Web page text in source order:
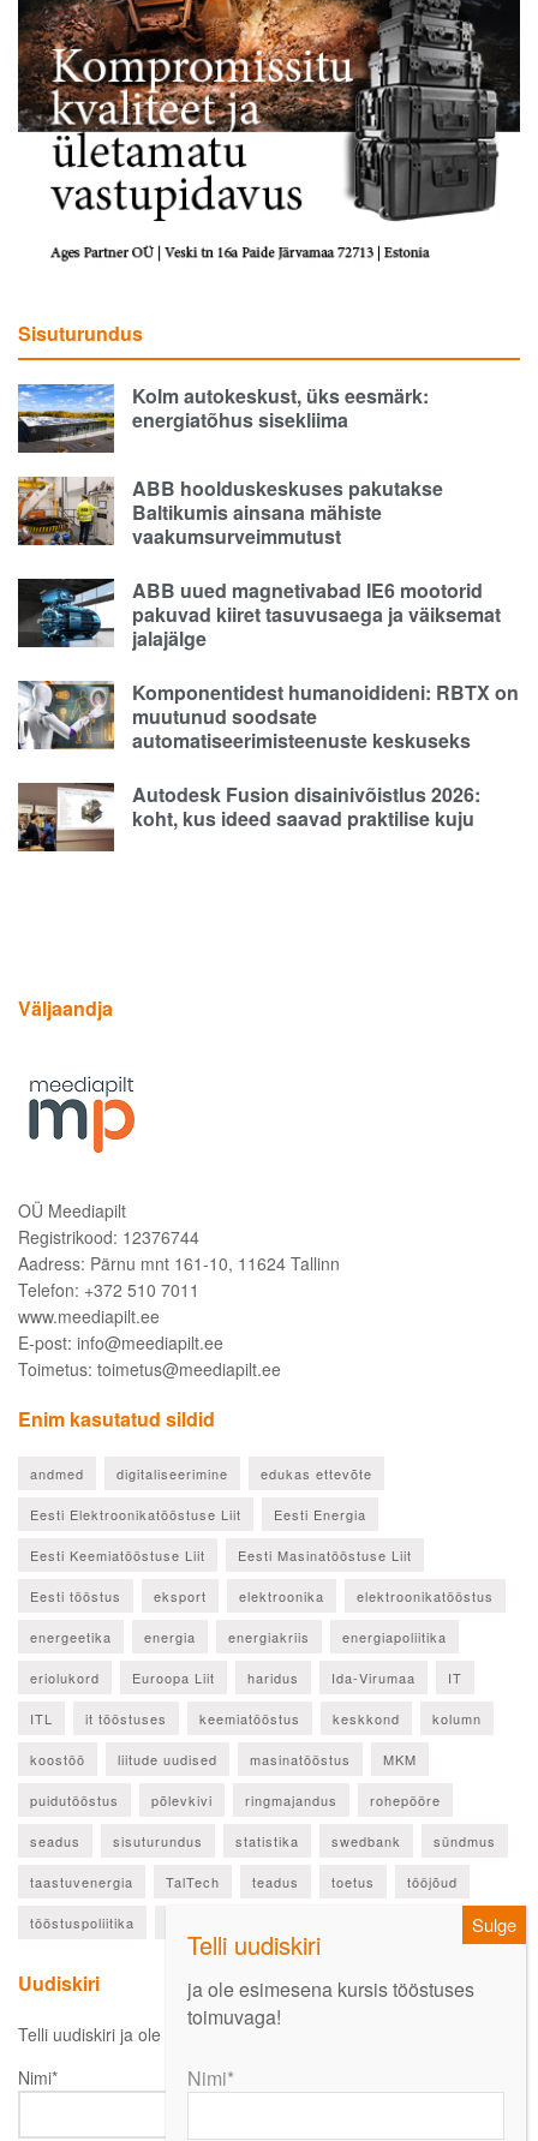
Sisuturundus
Kolm autokeskust, üks eesmärk:
energiatõhus sisekliima
ABB hoolduskeskuses pakutakse
Baltikumis ainsana mähiste
vaakumsurveimmutust
ABB uued magnetivabad IE6 mootorid
pakuvad kiiret tasuvusaega ja väiksemat
jalajälge
Komponentidest humanoidideni: RBTX on
muutunud soodsate
automatiseerimisteenuste keskuseks
Autodesk Fusion disainivõistlus 2026:
koht, kus ideed saavad praktilise kuju
Väljaandja
OÜ Meediapilt
Registrikood: 12376744
Aadress: Pärnu mnt 161-10, 11624 Tallinn
Telefon: +372 510 7011
www.meediapilt.ee
E-post: info@meediapilt.ee
Toimetus: toimetus@meediapilt.ee
Enim kasutatud sildid
andmed digitaliseerimine edukas ettevõte
Eesti Elektroonikatööstuse Liit Eesti Energia
Eesti Keemiatööstuse Liit Eesti Masinatööstuse Liit
Eesti tööstus eksport elektroonika elektroonikatööstus
energeetika energia energiakriis energiapoliitika
eriolukord Euroopa Liit haridus Ida-Virumaa IT
ITL it tööstuses keemiatööstus keskkond kolumn
koostöö liitude uudised masinatööstus MKM
puidutööstus põlevkivi ringmajandus rohepööre
seadus sisuturundus statistika swedbank sündmus
taastuvenergia TalTech teadus toetus tööjõud
tööstuspoliitika
Uudiskiri
Telli uudiskiri ja ole esimesena kursis oluliste uudistega!
Nimi*
ja ole esimesena kursis tööstuses
toimuvaga!
Nimi*